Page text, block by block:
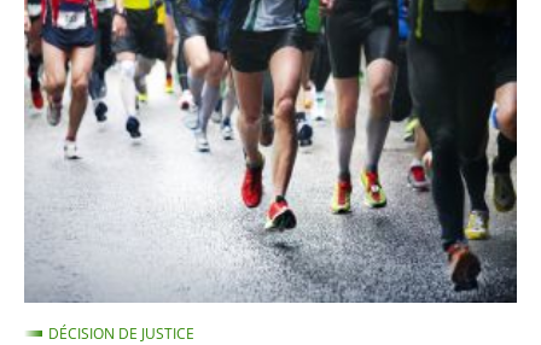
provisoire
de
Clémence
Calvin
DÉCISION DE JUSTICE